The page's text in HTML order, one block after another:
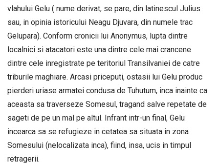
vlahului Gelu ( nume derivat, se pare, din latinescul Julius
sau, in opinia istoricului Neagu Djuvara, din numele trac
Gelupara). Conform cronicii lui Anonymus, lupta dintre
localnici si atacatori este una dintre cele mai crancene
dintre cele inregistrate pe teritoriul Transilvaniei de catre
triburile maghiare. Arcasi priceputi, ostasii lui Gelu produc
pierderi uriase armatei condusa de Tuhutum, inca inainte ca
aceasta sa traverseze Somesul, tragand salve repetate de
sageti de pe un mal pe altul. Infrant intr-un final, Gelu
incearca sa se refugieze in cetatea sa situata in zona
Somesului (nelocalizata inca), fiind, insa, ucis in timpul
retragerii.